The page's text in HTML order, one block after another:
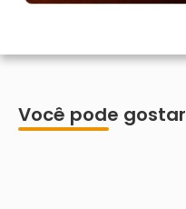
Você pode gostar